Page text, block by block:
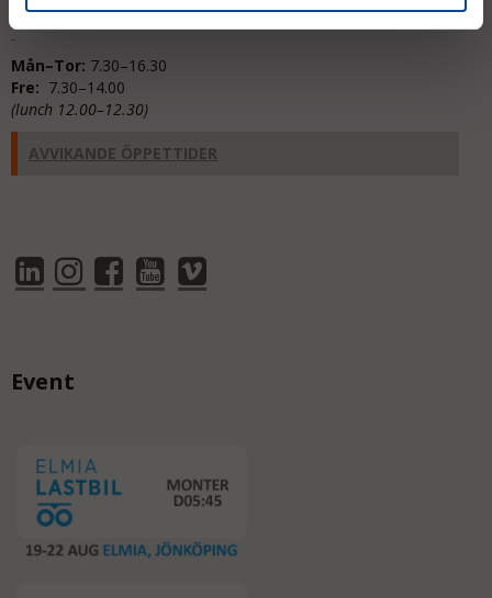
Mån–Tor: 7.30–16.30
Fre: 7.30–14.00
(lunch 12.00–12.30)
AVVIKANDE ÖPPETTIDER
Event